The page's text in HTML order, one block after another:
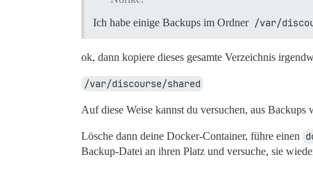
Ich habe einige Backups im Ordner /var/
ok, dann kopiere dieses gesamte Verzeichnis
/var/discourse/shared
Auf diese Weise kannst du versuchen, aus
Lösche dann deine Docker-Container, führe einen
Backup-Datei an ihren Platz und versuche, sie